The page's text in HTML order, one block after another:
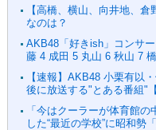
【高橋、横山、向井地、
なのは？
AKB48「好きish」コンサ
藤 4 成田 5 丸山 6 秋山 7
【速報】AKB48 小栗有以
後に放送する"とある番組"【
「今はクーラーが体育館
した“最近の学校”に昭和勢